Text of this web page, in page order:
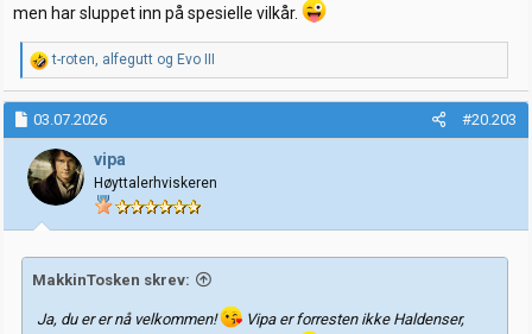
men har sluppet inn på spesielle vilkår.
R
e
a
k
j
o
n
e
r
t-roten alfegutt og Evo III
03.07.2026 #20.203
vipa
Høyttalerhviskeren
MakkinTosken skrev:
Ja, du er er nå velkommen!
Vipa er forresten ikke Haldenser,